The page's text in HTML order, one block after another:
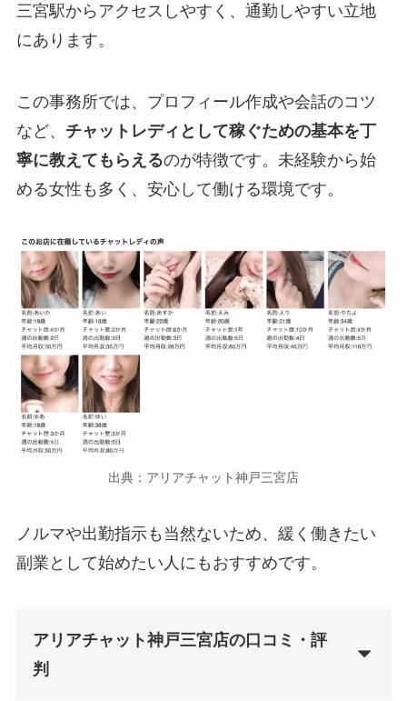
三宮駅からアクセスしやすく、通勤しやすい立地
にあります。
この事務所では、プロフィール作成や会話のコツ
など、 チャットレディとして稼ぐための基本を丁
寧に教えてもらえるのが特徴です。未経験から始
める女性も多く、安心して働ける環境です。
出典：アリアチャット神戸三宮店
ノルマや出勤指示も当然ないため、緩く働きたい
副業として始めたい人にもおすすめです。
アリアチャット神戸三宮店の口コミ・評
判